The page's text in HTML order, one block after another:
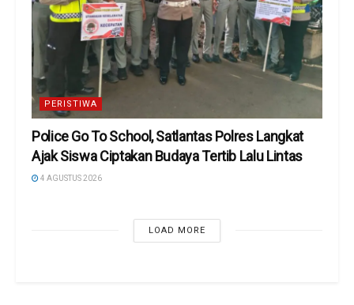
PERISTIWA
Police Go To School, Satlantas Polres Langkat
Ajak Siswa Ciptakan Budaya Tertib Lalu Lintas
4 AGUSTUS 2026
LOAD MORE